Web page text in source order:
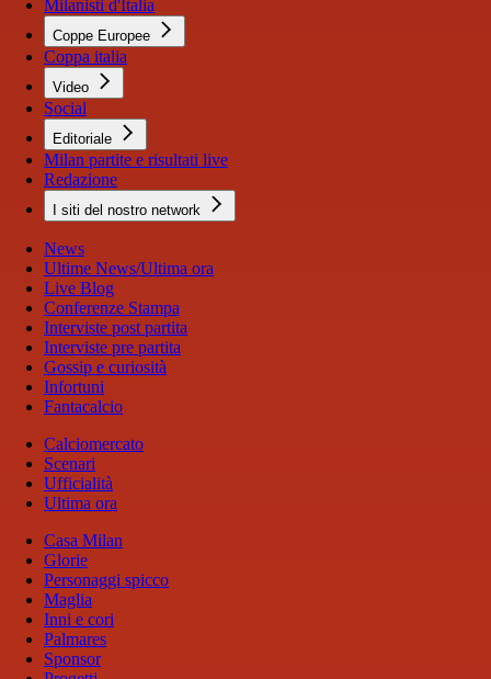
Milanisti d'Italia
Coppe Europee
Coppa italia
Video
Social
Editoriale
Milan partite e risultati live
Redazione
I siti del nostro network
News
Ultime News/Ultima ora
Live Blog
Conferenze Stampa
Interviste post partita
Interviste pre partita
Gossip e curiosità
Infortuni
Fantacalcio
Calciomercato
Scenari
Ufficialità
Ultima ora
Casa Milan
Glorie
Personaggi spicco
Maglia
Inni e cori
Palmares
Sponsor